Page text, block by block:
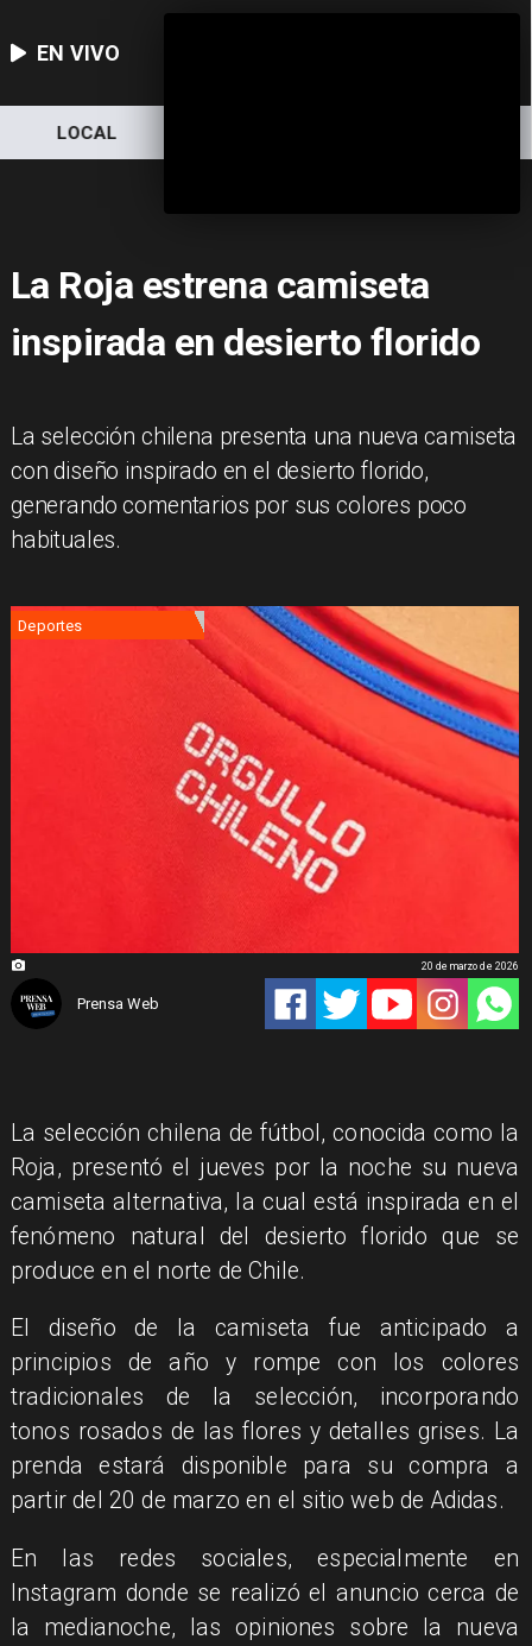
EN VIVO
LOCAL
La Roja estrena camiseta
inspirada en desierto florido
La selección chilena presenta una nueva camiseta
con diseño inspirado en el desierto florido,
generando comentarios por sus colores poco
habituales.
Deportes
Prensa Web
20 de marzo de 2026
La selección chilena de fútbol, conocida como la
Roja, presentó el jueves por la noche su nueva
camiseta alternativa, la cual está inspirada en el
fenómeno natural del desierto florido que se
produce en el norte de Chile.
El diseño de la camiseta fue anticipado a
principios de año y rompe con los colores
tradicionales de la selección, incorporando
tonos rosados de las flores y detalles grises. La
prenda estará disponible para su compra a
partir del 20 de marzo en el sitio web de Adidas.
En las redes sociales, especialmente en
Instagram donde se realizó el anuncio cerca de
la medianoche, las opiniones sobre la nueva